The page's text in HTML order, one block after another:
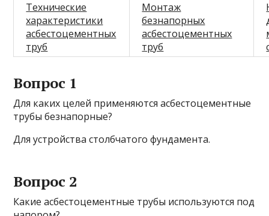
Технические
характеристики
асбестоцементных
труб
Монтаж
безнапорных
асбестоцементных
труб
Вопрос 1
Для каких целей применяются асбестоцементные
трубы безнапорные?
Для устройства столбчатого фундамента.
Вопрос 2
Какие асбестоцементные трубы используются под